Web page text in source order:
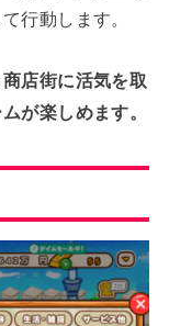
行動します。
店街に活気を取
が楽しめます。